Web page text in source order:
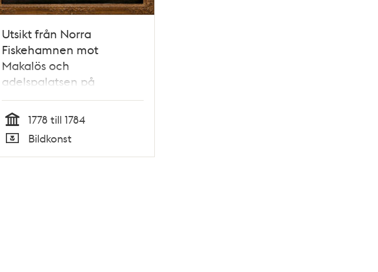
Utsikt från Norra
Fiskehamnen mot
Makalös och
adelspalatsen på
Blasieholmen
Tid
1778 till 1784
Typ
Bildkonst